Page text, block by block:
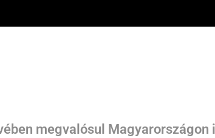
megvalósul Magyarországon